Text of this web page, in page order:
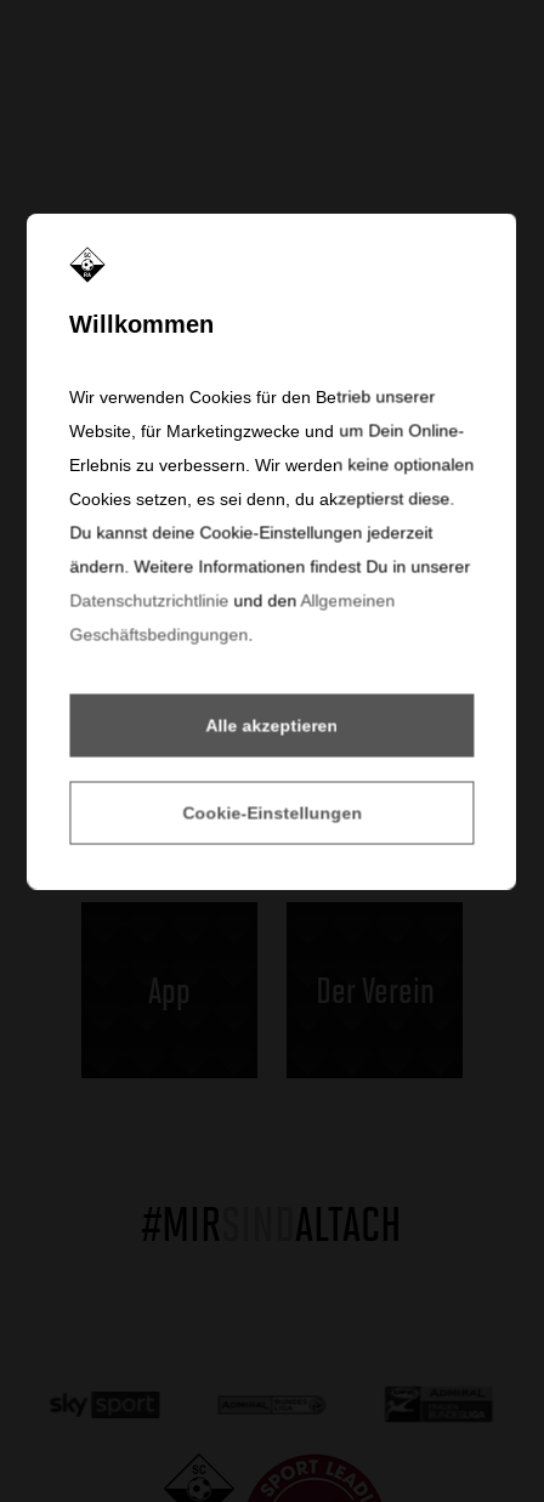
07.08.2026 | 19:30 Uhr | Stadion Schnabelholz
Tage Stunden Minuten
TICKETS
Spielplan Fanshop
App Der Verein
#MIR ALTACH
Willkommen
Wir verwenden Cookies für den Betrieb unserer
Website, für Marketingzwecke und um Dein Online-
Erlebnis zu verbessern. Wir werden keine optionalen
Cookies setzen, es sei denn, du akzeptierst diese.
Du kannst deine Cookie-Einstellungen jederzeit
ändern. Weitere Informationen findest Du in unserer
Datenschutzrichtlinie und den Allgemeinen
Geschäftsbedingungen
Alle akzeptieren
Cookie-Einstellungen